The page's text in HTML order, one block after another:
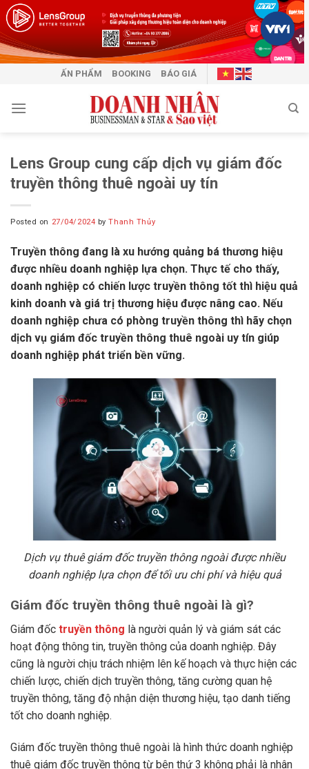
Skip
to
content
ẤN PHẨM BOOKING BÁO GIÁ
Lens Group cung cấp dịch vụ giám đốc
truyền thông thuê ngoài uy tín
Posted on 27/04/2024 byThanh Thủy
Truyền thông đang là xu hướng quảng bá thương hiệu
được nhiều doanh nghiệp lựa chọn. Thực tế cho thấy,
doanh nghiệp có chiến lược truyền thông tốt thì hiệu quả
kinh doanh và giá trị thương hiệu được nâng cao. Nếu
doanh nghiệp chưa có phòng truyền thông thì hãy chọn
dịch vụ giám đốc truyền thông thuê ngoài uy tín giúp
doanh nghiệp phát triển bền vững.
Dịch vụ thuê giám đốc truyền thông ngoài được nhiều
doanh nghiệp lựa chọn để tối ưu chi phí và hiệu quả
Giám đốc truyền thông thuê ngoài là gì?
Giám đốc truyền thông là người quản lý và giám sát các
hoạt động thông tin, truyền thông của doanh nghiệp. Đây
cũng là người chịu trách nhiệm lên kế hoạch và thực hiện các
chiến lược, chiến dịch truyền thông, tăng cường quan hệ
truyền thông, tăng độ nhận diện thương hiệu, tạo danh tiếng
tốt cho doanh nghiệp.
Giám đốc truyền thông thuê ngoài là hình thức doanh nghiệp
thuê giám đốc truyền thông từ bên thứ 3 không phải là nhân